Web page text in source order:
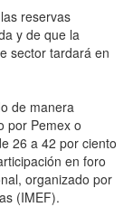
reservas
y de que la
sector tardará en
de manera
por Pemex o
26 a 42 por ciento
en foro
organizado por
(IMEF).